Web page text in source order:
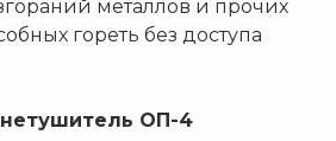
металлов и прочих
гореть без доступа
ОП-4